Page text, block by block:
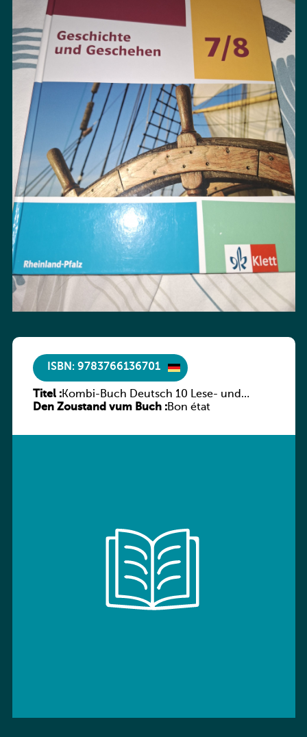
ISBN: 9783766136701
Titel :Kombi-Buch Deutsch 10 Lese- und
Sprachbuch
Den Zoustand vum Buch :Bon état